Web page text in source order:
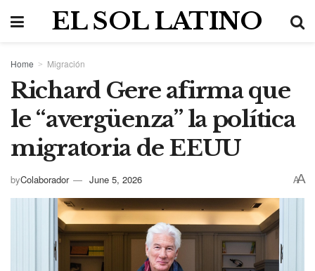
EL SOL LATINO
Home Migración
Richard Gere afirma que
le “avergüenza” la política
migratoria de EEUU
byColaborador June 5, 2026 AA